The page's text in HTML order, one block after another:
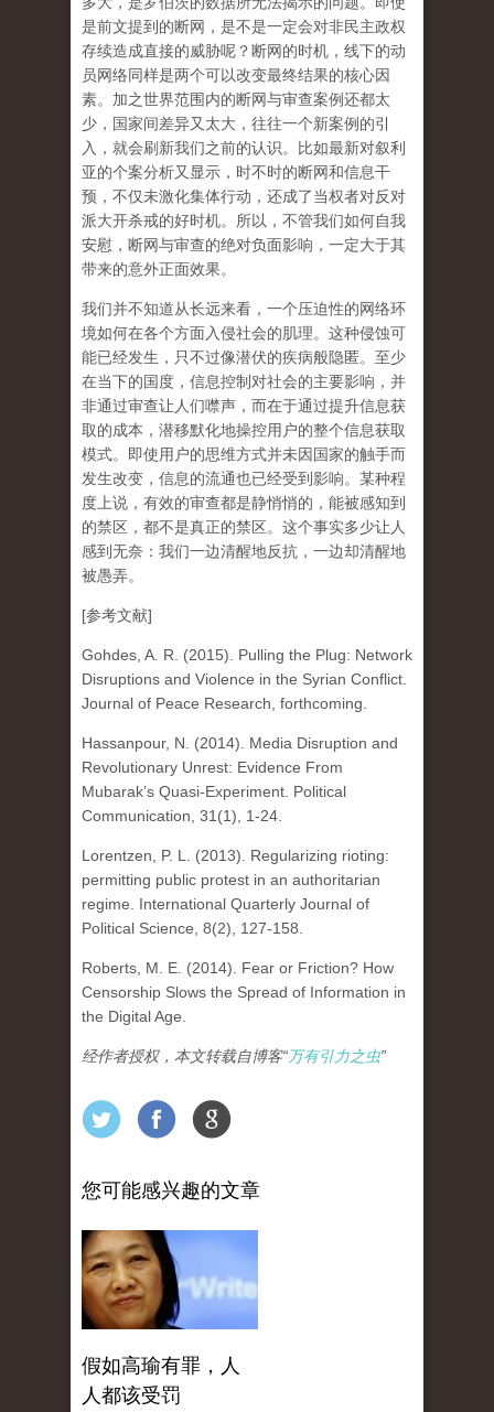
是前文提到的断网，是不是一定会对非民主政权
存续造成直接的威胁呢？断网的时机，线下的动
员网络同样是两个可以改变最终结果的核心因
素。加之世界范围内的断网与审查案例还都太
少，国家间差异又太大，往往一个新案例的引
入，就会刷新我们之前的认识。比如最新对叙利
亚的个案分析又显示，时不时的断网和信息干
预，不仅未激化集体行动，还成了当权者对反对
派大开杀戒的好时机。所以，不管我们如何自我
安慰，断网与审查的绝对负面影响，一定大于其
带来的意外正面效果。
我们并不知道从长远来看，一个压迫性的网络环
境如何在各个方面入侵社会的肌理。这种侵蚀可
能已经发生，只不过像潜伏的疾病般隐匿。至少
在当下的国度，信息控制对社会的主要影响，并
非通过审查让人们噤声，而在于通过提升信息获
取的成本，潜移默化地操控用户的整个信息获取
模式。即使用户的思维方式并未因国家的触手而
发生改变，信息的流通也已经受到影响。某种程
度上说，有效的审查都是静悄悄的，能被感知到
的禁区，都不是真正的禁区。这个事实多少让人
感到无奈：我们一边清醒地反抗，一边却清醒地
被愚弄。
[参考文献]
Gohdes, A. R. (2015). Pulling the Plug: Network
Disruptions and Violence in the Syrian Conflict.
Journal of Peace Research, forthcoming.
Hassanpour, N. (2014). Media Disruption and
Revolutionary Unrest: Evidence From
Mubarak’s Quasi-Experiment. Political
Communication, 31(1), 1-24.
Lorentzen, P. L. (2013). Regularizing rioting:
permitting public protest in an authoritarian
regime. International Quarterly Journal of
Political Science, 8(2), 127-158.
Roberts, M. E. (2014). Fear or Friction? How
Censorship Slows the Spread of Information in
the Digital Age.
经作者授权，本文转载自博客“万有引力之虫”
您可能感兴趣的文章
假如高瑜有罪，人
人都该受罚